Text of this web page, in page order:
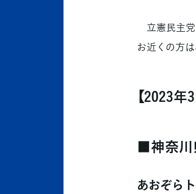
立憲民主党
お近くの方
【2023年
■神奈川
あおぞら